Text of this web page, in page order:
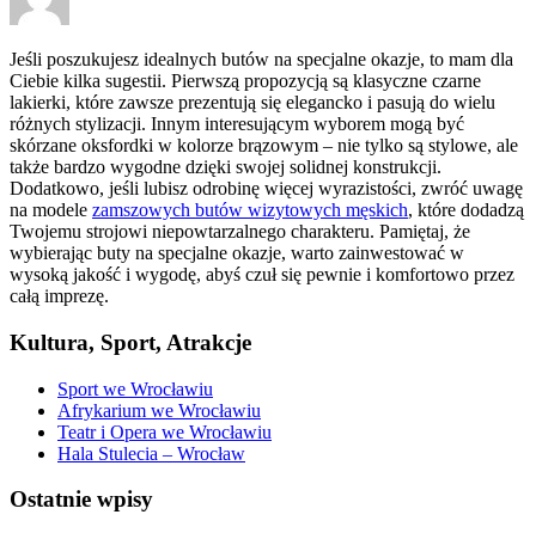
Jeśli poszukujesz idealnych butów na specjalne okazje, to mam dla
Ciebie kilka sugestii. Pierwszą propozycją są klasyczne czarne
lakierki, które zawsze prezentują się elegancko i pasują do wielu
różnych stylizacji. Innym interesującym wyborem mogą być
skórzane oksfordki w kolorze brązowym – nie tylko są stylowe, ale
także bardzo wygodne dzięki swojej solidnej konstrukcji.
Dodatkowo, jeśli lubisz odrobinę więcej wyrazistości, zwróć uwagę
na modele zamszowych butów wizytowych męskich, które dodadzą
Twojemu strojowi niepowtarzalnego charakteru. Pamiętaj, że
wybierając buty na specjalne okazje, warto zainwestować w
wysoką jakość i wygodę, abyś czuł się pewnie i komfortowo przez
całą imprezę.
Kultura, Sport, Atrakcje
Sport we Wrocławiu
Afrykarium we Wrocławiu
Teatr i Opera we Wrocławiu
Hala Stulecia – Wrocław
Ostatnie wpisy